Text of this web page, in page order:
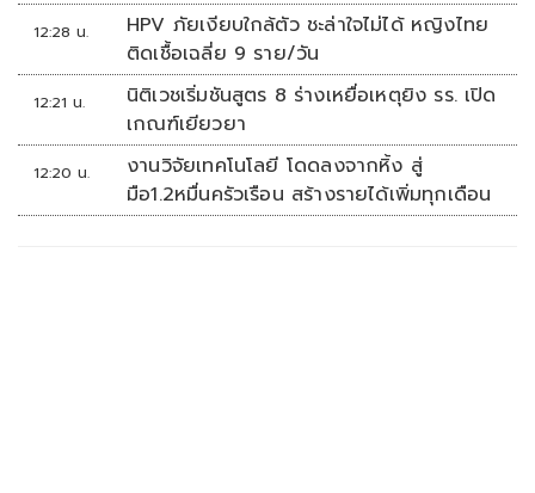
12:28 น.
HPV ภัยเงียบใกล้ตัว ชะล่าใจไม่ได้ หญิงไทย
ติดเชื้อเฉลี่ย 9 ราย/วัน
12:21 น.
นิติเวชเริ่มชันสูตร 8 ร่างเหยื่อเหตุยิง รร. เปิด
เกณฑ์เยียวยา
12:20 น.
งานวิจัยเทคโนโลยี โดดลงจากหิ้ง สู่
มือ1.2หมื่นครัวเรือน สร้างรายได้เพิ่มทุกเดือน